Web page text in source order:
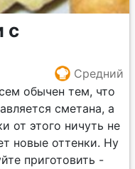
с
Средний
обычен тем, что
сметана, а
от этого ничуть не
новые оттенки. Ну
приготовить -